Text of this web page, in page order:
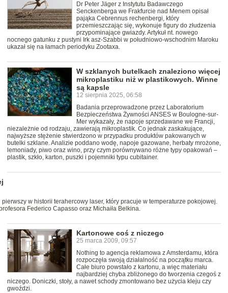
Dr Peter Jäger z Instytutu Badawczego
Senckenberga we Frakfurcie nad Menem opisał
pająka Cebrennus rechenbergi, który
przemieszczając się, wykonuje figury do złudzenia
przypominające gwiazdy. Artykuł nt. nowego
nocnego gatunku z pustyni Irk asz-Szabbi w południowo-wschodnim Maroku
ukazał się na łamach periodyku Zootaxa.
W szklanych butelkach znaleziono więcej
mikroplastiku niż w plastikowych. Winne
są kapsle
12 sierpnia 2025, 06:58
Badania przeprowadzone przez Laboratorium
Bezpieczeństwa Żywności ANSES w Boulogne-sur-
Mer wykazały, że napoje sprzedawane we Francji,
niezależnie od rodzaju, zawierają mikroplastik. Co jednak zaskakujące,
najwyższe stężenie stwierdzono w przypadku produktów pakowanych w
butelki szklane. Analizie poddano wodę, napoje gazowane, herbaty mrożone,
lemoniady, piwo oraz wino, przy czym porównywano różne typy opakowań –
plastik, szkło, karton, puszki i pojemniki typu cubitainer.
w historii terahercowy laser, który pracuje w temperaturze pokojowej.
Federico Capasso oraz Michaiła Belkina.
Kartonowe coś z niczego
25 marca 2009, 09:57
Nothing to agencja reklamowa z Amsterdamu, która
rozpoczęła swoją działalność na początku marca.
Całe biuro powstało z kartonu, a więc materiału
najbardziej chyba zbliżonego do tworzenia czegoś z
niczego. Doniczki, stoły, a nawet schody zmontowano bez użycia kleju czy
gwoździ.